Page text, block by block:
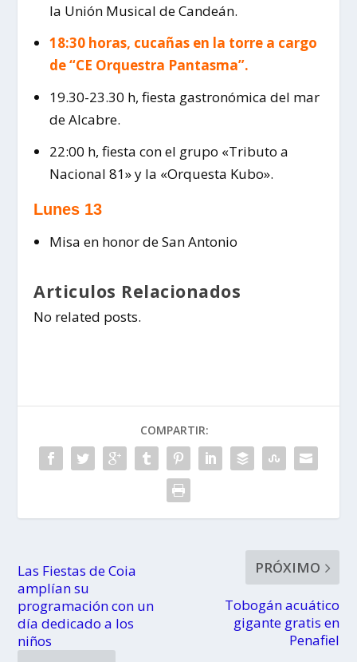
la Unión Musical de Candeán.
18:30 horas, cucañas en la torre a cargo
de “CE Orquestra Pantasma”.
19.30-23.30 h, fiesta gastronómica del mar
de Alcabre.
22:00 h, fiesta con el grupo «Tributo a
Nacional 81» y la «Orquesta Kubo».
Lunes 13
Misa en honor de San Antonio
Articulos Relacionados
No related posts.
COMPARTIR:
Las Fiestas de Coia
amplían su
programación con un
día dedicado a los
niños
PRÓXIMO
Tobogán acuático
gigante gratis en
Penafiel